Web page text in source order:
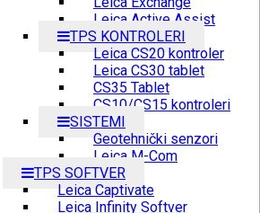
Leica Active Assist
TPS KONTROLERI
Leica CS20 kontroler
Leica CS30 tablet
CS35 Tablet
CS10/CS15 kontroleri
SISTEMI
Geotehnički senzori
Leica M-Com
TPS SOFTVER
Leica Captivate
Leica Infinity Softver